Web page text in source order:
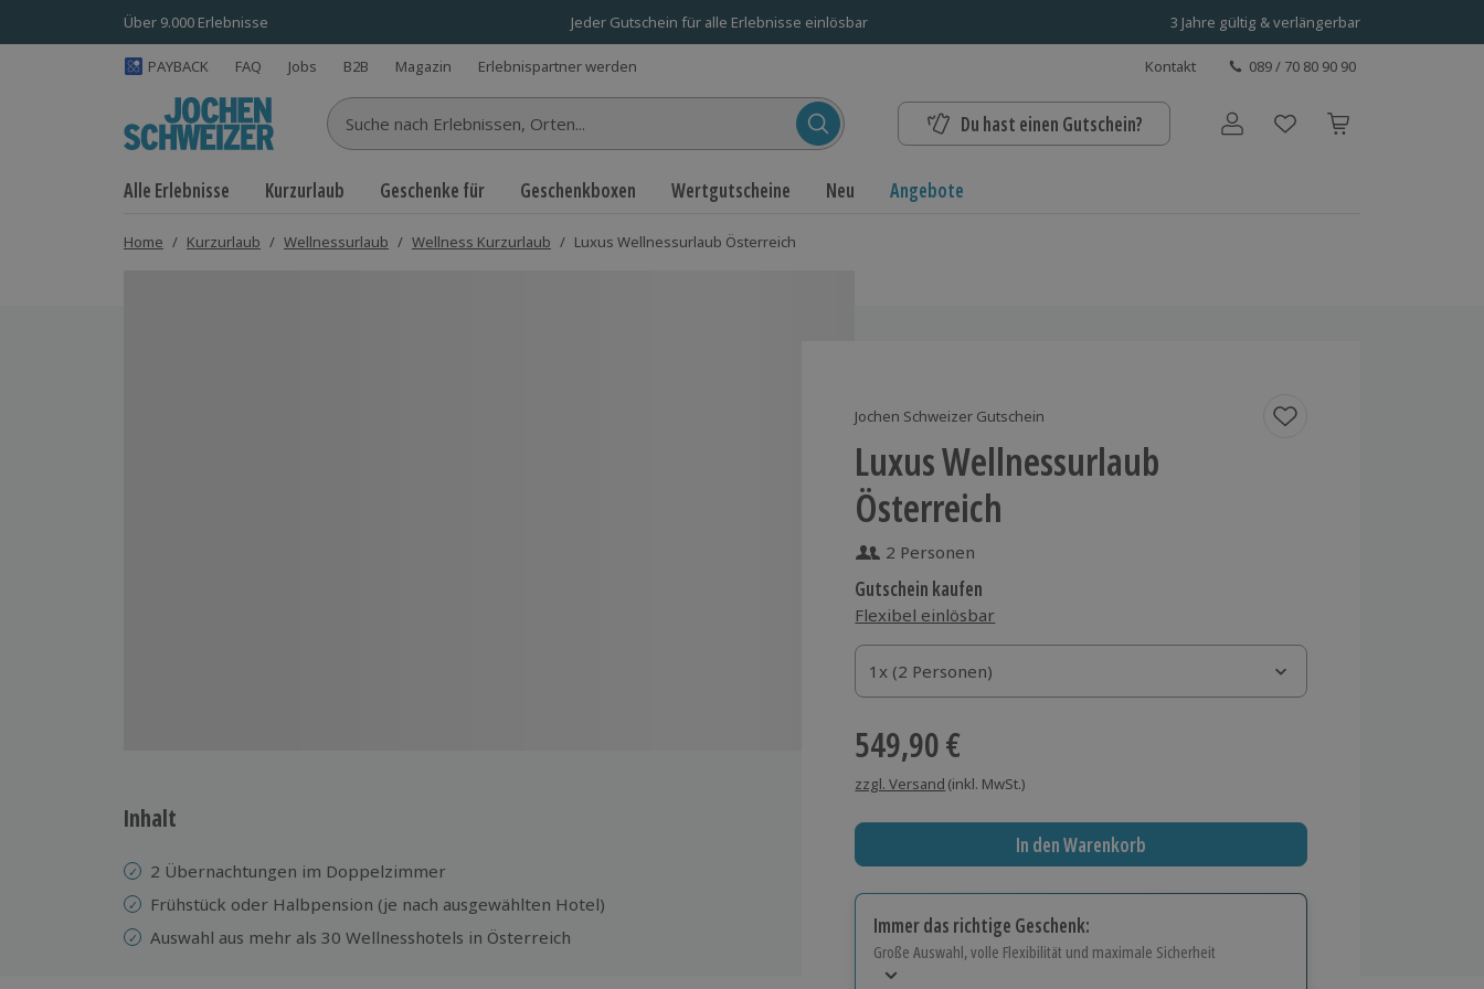
Über 9.000 Erlebnisse Jeder Gutschein für alle Erlebnisse einlösbar 3 Jahre gültig & verlängerbar
PAYBACK FAQ Jobs B2B Magazin Erlebnispartner werden Kontakt 089 / 70 80 90 90
Suche nach Erlebnissen... Du hast einen Gutschein? Benutzerkonto
Alle Erlebnisse Kurzurlaub Geschenke für Geschenkboxen Wertgutscheine Neu Angebote
Home / Kurzurlaub / Wellnessurlaub / Wellness Kurzurlaub / Luxus Wellnessurlaub Österreich
Jochen Schweizer Gutschein
Luxus Wellnessurlaub
Österreich
2 Personen
Gutschein kaufen
Flexibel einlösbar
1x (2 Personen)
1x (2 Personen)
1x (2 Personen)
549,90 €
zzgl. Versand (inkl. MwSt.)
In den Warenkorb
Immer das richtige Geschenk:
Große Auswahl, volle Flexibilität und maximale Sicherheit
Inhalt
2 Übernachtungen im Doppelzimmer
Frühstück oder Halbpension (je nach ausgewählten Hotel)
Auswahl aus mehr als 30 Wellnesshotels in Österreich